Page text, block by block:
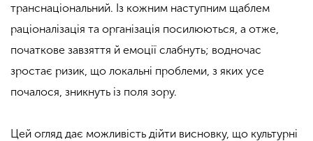
транснаціональний. Із кожним наступним щаблем
раціоналізація та організація посилюються, а отже,
початкове завзяття й емоції слабнуть; водночас
зростає ризик, що локальні проблеми, з яких усе
почалося, зникнуть із поля зору.
Цей огляд дає можливість дійти висновку, що культурні